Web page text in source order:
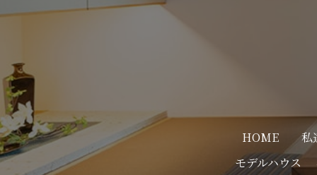
HOME
私
モデルハウス